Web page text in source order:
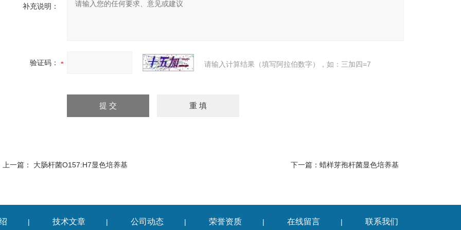
补充说明：
验证码： 请输入计算结果（填写阿拉伯数字），如：三加四=7
上一篇： 大肠杆菌O157:H7显色培养基 下一篇： 蜡样芽孢杆菌显色培养基
| 技术文章 | 公司动态 | 荣誉资质 | 在线留言 | 联系我们